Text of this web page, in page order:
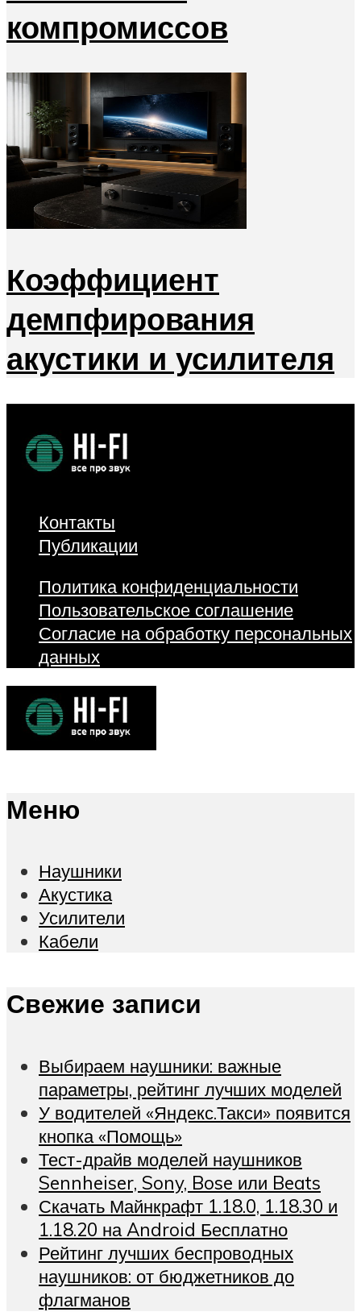
компромиссов
Коэффициент
демпфирования
акустики и усилителя
Контакты
Публикации
Политика конфиденциальности
Пользовательское соглашение
Согласие на обработку персональных
данных
Меню
Наушники
Акустика
Усилители
Кабели
Свежие записи
Выбираем наушники: важные
параметры, рейтинг лучших моделей
У водителей «Яндекс.Такси» появится
кнопка «Помощь»
Тест-драйв моделей наушников
Sennheiser, Sony, Bose или Beats
Скачать Майнкрафт 1.18.0, 1.18.30 и
1.18.20 на Android Бесплатно
Рейтинг лучших беспроводных
наушников: от бюджетников до
флагманов